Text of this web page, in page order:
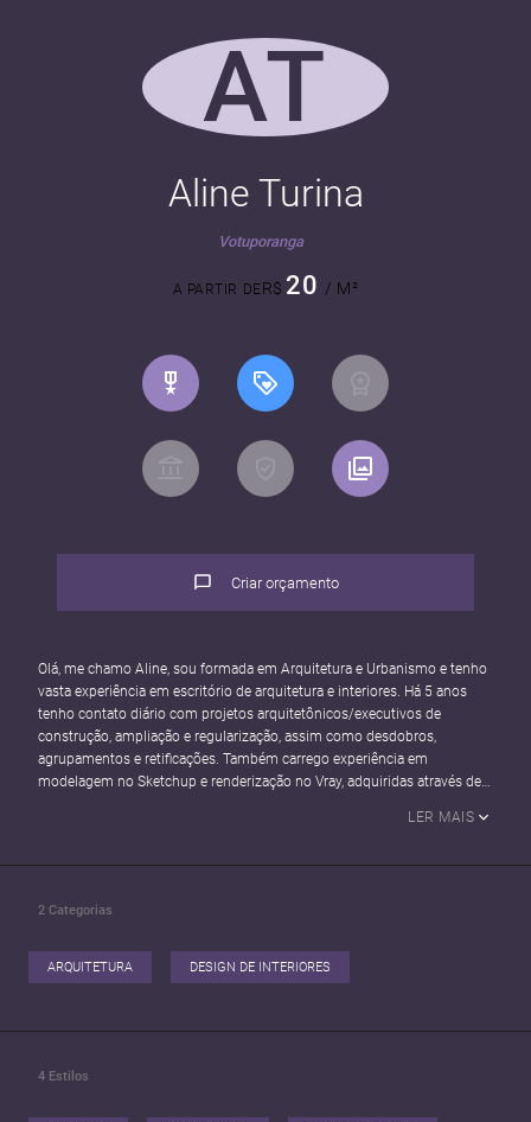
AT
Aline Turina
Votuporanga
A PARTIR DER$ 20 / M²
Criar orçamento
Olá, me chamo Aline, sou formada em Arquitetura e Urbanismo e tenho
vasta experiência em escritório de arquitetura e interiores. Há 5 anos
tenho contato diário com projetos arquitetônicos/executivos de
construção, ampliação e regularização, assim como desdobros,
agrupamentos e retificações. Também carrego experiência em
modelagem no Sketchup e renderização no Vray, adquiridas através de
LER MAIS
2 Categorias
ARQUITETURA DESIGN DE INTERIORES
4 Estilos